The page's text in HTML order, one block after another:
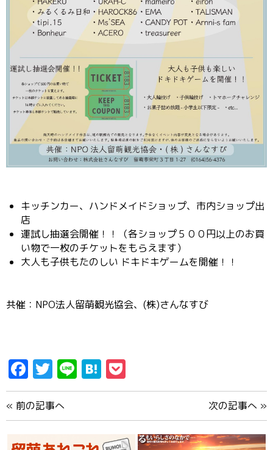
キッチンカー、ハンドメイドショップ、市内ショップ出
店
運試し抽選会開催！！（各ショップ５００円以上のお買
い物で一枚のチケットをもらえます）
大人も子供もたのしい ドキドキゲームを開催！！
共催：NPO法人留萌観光協会、(株)さんなすび
Facebook
Twitter
LineHatena
« 前の記事へ 次の記事へ »